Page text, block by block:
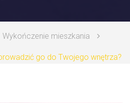
Wykończenie mieszkania
go do Twojego wnętrza?